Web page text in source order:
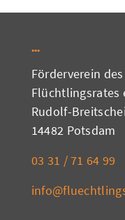
Förderverein
Flüchtlingsrates
Rudolf-
14482 Potsdam
03 31 / 71 64 99